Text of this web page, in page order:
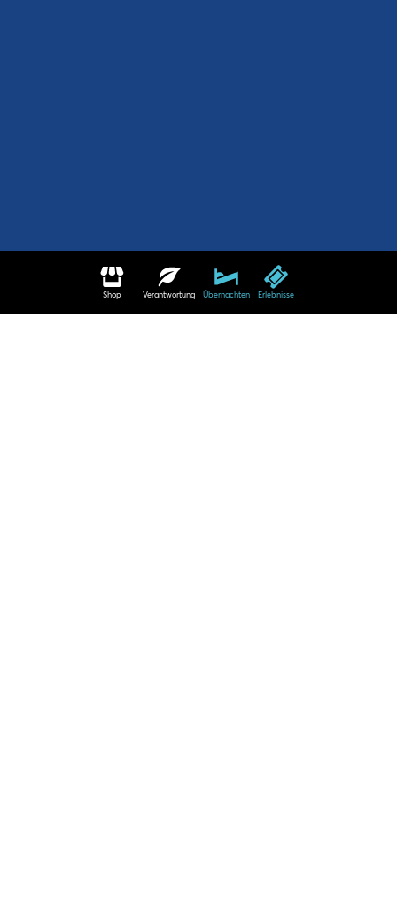
Shop Verantwortung Übernachten Erlebnisse